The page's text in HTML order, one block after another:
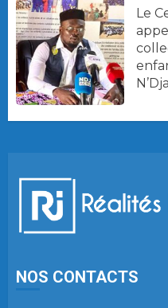
Le
NOS CONTACTS